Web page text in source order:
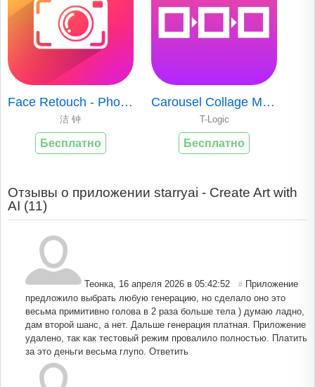
Face Retouch - Photo Editor
洁 钟
Бесплатно
Carousel Collage Maker
T-Logic
Бесплатно
Отзывы о приложении starryai - Create Art with
AI (11)
Теонка, 16 апреля 2026 в 05:42:52 # Приложение
предложило выбрать любую генерацию, но сделало оно это
весьма примитивно голова в 2 раза больше тела ) думаю ладно,
дам второй шанс, а нет. Дальше генерация платная. Приложение
удалено, так как тестовый режим провалило полностью. Платить
за это деньги весьма глупо. Ответить